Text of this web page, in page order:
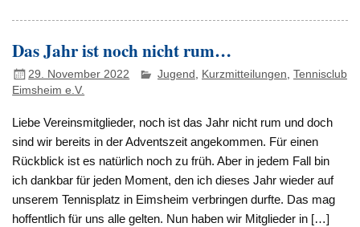
Das Jahr ist noch nicht rum…
29. November 2022 Jugend Kurzmitteilungen ,Tennisclub
Eimsheim e.V.
Liebe Vereinsmitglieder, noch ist das Jahr nicht rum und doch
sind wir bereits in der Adventszeit angekommen. Für einen
Rückblick ist es natürlich noch zu früh. Aber in jedem Fall bin
ich dankbar für jeden Moment, den ich dieses Jahr wieder auf
unserem Tennisplatz in Eimsheim verbringen durfte. Das mag
hoffentlich für uns alle gelten. Nun haben wir Mitglieder in […]